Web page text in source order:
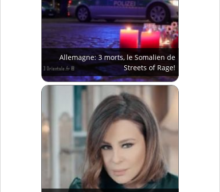
Allemagne: 3 morts, le Somalien de
Streets of Rage!